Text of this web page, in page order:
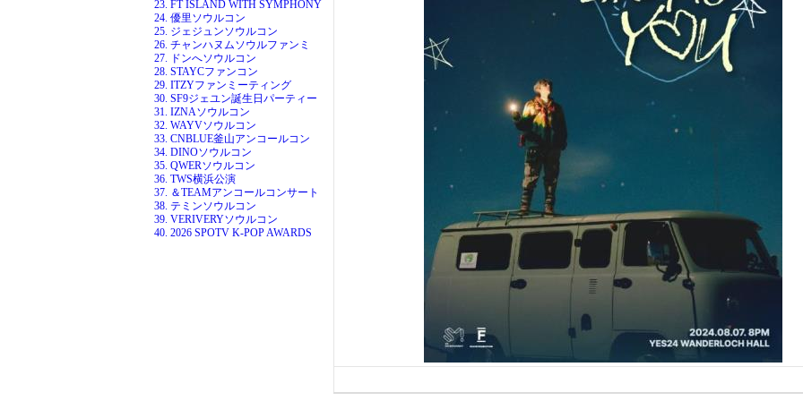
23. FT ISLAND WITH SYMPHONY
24. 優里ソウルコン
25. ジェジュンソウルコン
26. チャンハヌムソウルファンミ
27. ドンへソウルコン
28. STAYCファンコン
29. ITZYファンミーティング
30. SF9ジェユン誕生日パーティー
31. IZNAソウルコン
32. WAYVソウルコン
33. CNBLUE釜山アンコールコン
34. DINOソウルコン
35. QWERソウルコン
36. TWS横浜公演
37. ＆TEAMアンコールコンサート
38. テミンソウルコン
39. VERIVERYソウルコン
40. 2026 SPOTV K-POP AWARDS